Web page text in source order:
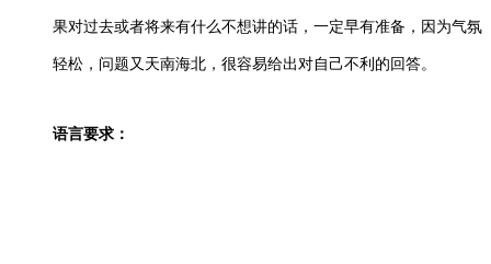
果对过去或者将来有什么不想讲的话，一定早有准备，因为气氛
轻松，问题又天南海北，很容易给出对自己不利的回答。
语言要求：